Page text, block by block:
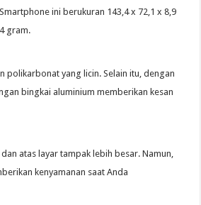
ini berukuran 143,4 x 72,1 x 8,9
gram.
polikarbonat yang licin. Selain itu, dengan
bingkai aluminium memberikan kesan
atas layar tampak lebih besar. Namun,
kenyamanan saat Anda